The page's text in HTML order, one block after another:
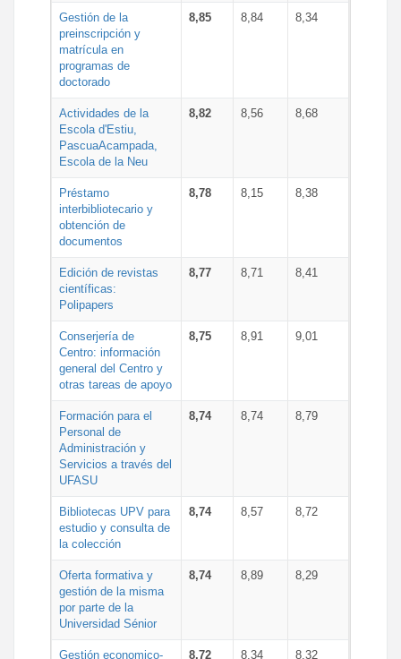
Gestión de la
preinscripción y
matrícula en
programas de
doctorado
8,85 8,84 8,34
Actividades de la
Escola d'Estiu,
PascuaAcampada,
Escola de la Neu
8,82 8,56 8,68
Préstamo
interbibliotecario y
obtención de
documentos
8,78 8,15 8,38
Edición de revistas
científicas:
Polipapers
8,77 8,71 8,41
Conserjería de
Centro: información
general del Centro y
otras tareas de apoyo
8,75 8,91 9,01
Formación para el
Personal de
Administración y
Servicios a través del
UFASU
8,74 8,74 8,79
Bibliotecas UPV para
estudio y consulta de
la colección
8,74 8,57 8,72
Oferta formativa y
gestión de la misma
por parte de la
Universidad Sénior
8,74 8,89 8,29
Gestión economico- 8,72 8,34 8,32